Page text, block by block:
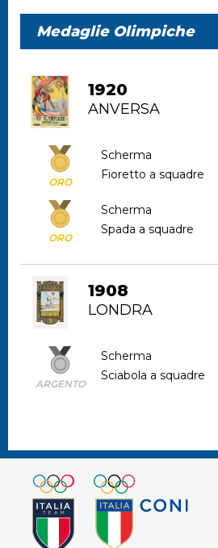
Medaglie Olimpiche
1920
ANVERSA
ORO
Scherma
Fioretto a squadre
ORO
Scherma
Spada a squadre
1908
LONDRA
ARGENTO
Scherma
Sciabola a squadre